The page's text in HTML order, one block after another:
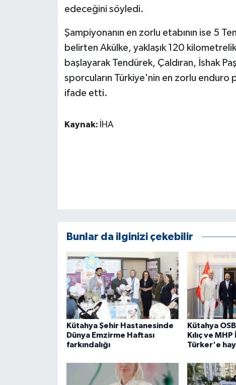
edeceğini söyledi.
Şampiyonanın en zorlu etabının ise 5
belirten Akülke, yaklaşık 120
başlayarak Tendürek, Çaldıran, İshak
sporcuların Türkiye'nin en zorlu enduro
ifade etti.
Kaynak: İHA
Bunlar da ilginizi çekebilir
Kütahya Şehir Hastanesinde
Dünya Emzirme Haftası
farkındalığı
Kütahya
Kılıç ve
Türker'e